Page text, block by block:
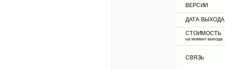
ВЕРСИИ
ДАТА ВЫХОДА
СТОИМОСТЬ
на момент выхода
СВЯЗЬ